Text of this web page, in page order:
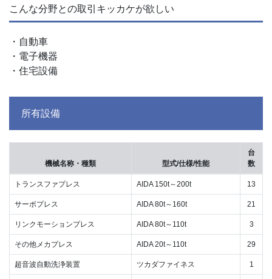
こんな分野との取引キッカケが欲しい
・自動車
・電子機器
・住宅設備
所有設備
機械名称・種類 型式/仕様/性能
台
数
トランスファプレス AIDA 150t～200t 13
サーボプレス AIDA 80t～160t 21
リンクモーションプレス AIDA 80t～110t 3
その他メカプレス AIDA 20t～110t 29
超音波自動洗浄装置 ツカダファイネス 1